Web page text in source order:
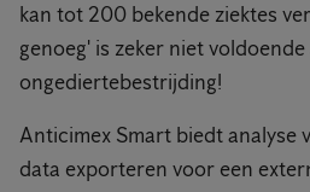
kan tot 200 bekende ziektes
genoeg' is zeker niet
ongediertebestrijding!
Anticimex Smart biedt analyse
data exporteren voor een